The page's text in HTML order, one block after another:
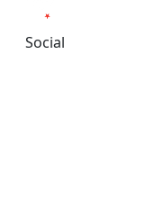
Social